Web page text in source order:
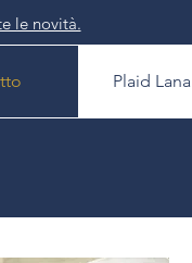
le novità.
Plaid Lana